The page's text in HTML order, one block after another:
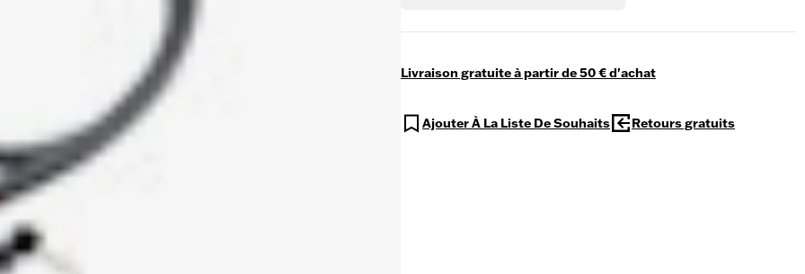
Livraison gratuite à partir de 50 € d'achat
Ajouter À La Liste De Souhaits Retours gratuits